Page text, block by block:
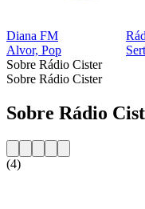
Diana FM
Alvor, Pop
Sobre Rádio Cister
Sobre Rádio Cister
Sobre Rádio
(4)